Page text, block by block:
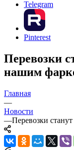
Telegram
Pinterest
Перевозки
нашим
Главная
—
Новости
—Перевозки